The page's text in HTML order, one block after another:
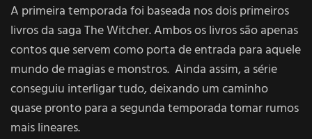
A primeira temporada foi baseada nos dois primeiros
livros da saga The Witcher. Ambos os livros são apenas
contos que servem como porta de entrada para aquele
mundo de magias e monstros. Ainda assim, a série
conseguiu interligar tudo, deixando um caminho
quase pronto para a segunda temporada tomar rumos
mais lineares.